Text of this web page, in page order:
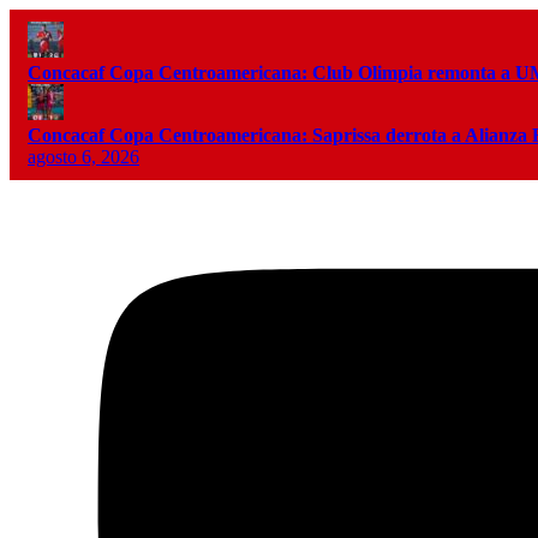
Concacaf Copa Centroamericana: Club Olimpia remonta a
Concacaf Copa Centroamericana: Saprissa derrota a Alianza
agosto 6, 2026